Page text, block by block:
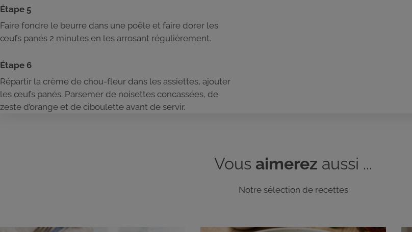
Étape 5
Faire fondre le beurre dans une poêle et faire dorer les
œufs panés 2 minutes en les arrosant régulièrement.
Étape 6
Répartir la crème de chou-fleur dans les assiettes, ajouter
les œufs panés. Parsemer de noisettes concassées, de
zeste d’orange et de ciboulette avant de servir.
Vous aimerez aussi ...
Notre sélection de recettes